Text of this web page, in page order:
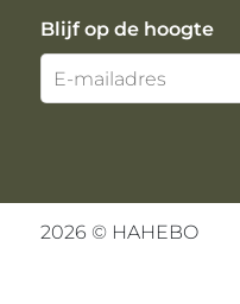
Blijf op de hoogte
2026 © HAHEBO